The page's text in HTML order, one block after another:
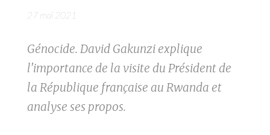
27 mai 2021
Génocide. David Gakunzi explique
l'importance de la visite du Président de
la République française au Rwanda et
analyse ses propos.